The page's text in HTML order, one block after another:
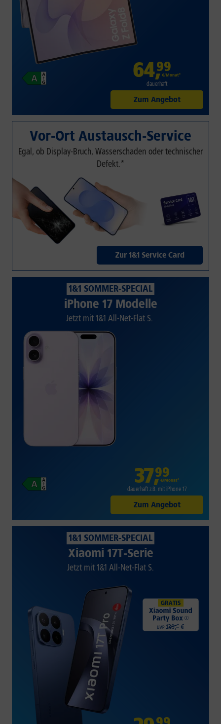
64,99
€/Monat*
dauerhaft
Zum Angebot
Vor-Ort Austausch-Service
Egal, ob Display-Bruch, Wasserschaden oder technischer
Defekt.*
Zur 1&1 Service Card
1&1 SOMMER-SPECIAL
iPhone 17 Modelle
Jetzt mit 1&1 All-Net-Flat S.
37,99
€/Monat*
dauerhaft z.B. mit iPhone 17
Zum Angebot
1&1 SOMMER-SPECIAL
Xiaomi 17T-Serie
Jetzt mit 1&1 All-Net-Flat S.